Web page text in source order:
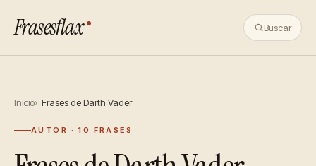
Frasesflax Buscar
Inicio Frases de Darth Vader
AUTOR · 10 FRASES